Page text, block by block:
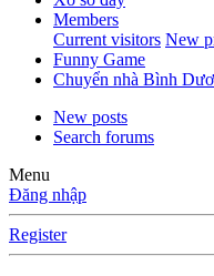
Members
Current visitors New
Funny Game
Chuyển nhà Bình
New posts
Search forums
Menu
Đăng nhập
Register